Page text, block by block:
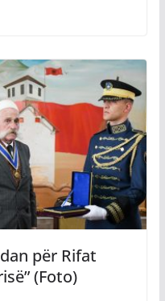
për Rifat
(Foto)